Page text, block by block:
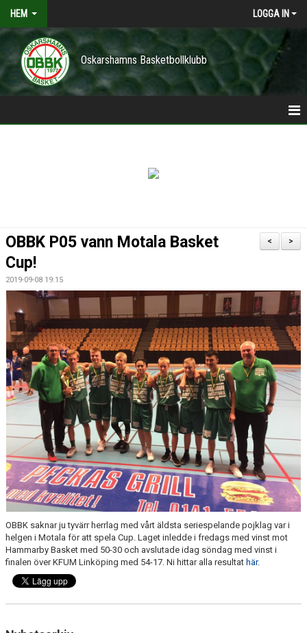
HEM LOGGA IN
Oskarshamns Basketbollklubb
VÅRA LAG/TRÄNARE
KONTAKT
KALENDER
MATCHER
MEDLEMSSKAP
HJÄLPFOND
STYRELSEN
SCHYSST IDROTT LF KALMAR
>
<
OBBK P05 vann Motala Basket
Cup!
2019-09-08 19:15
OBBK saknar ju tyvärr herrlag med vårt äldsta seriespelande pojklag var i
helgen i Motala för att spela Cup. Laget inledde i fredags med vinst mot
Hammarby Basket med 50-30 och avslutade idag söndag med vinst i
finalen över KFUM Linköping med 54-17. Ni hittar alla resultat här.